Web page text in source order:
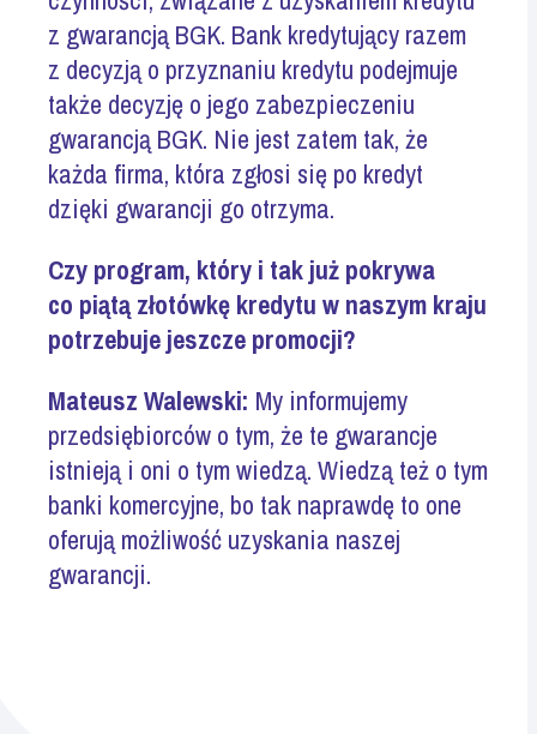
z gwarancją BGK. Bank kredytujący razem
z decyzją o przyznaniu kredytu podejmuje
także decyzję o jego zabezpieczeniu
gwarancją BGK. Nie jest zatem tak, że
każda firma, która zgłosi się po kredyt
dzięki gwarancji go otrzyma.
Czy program, który i tak już pokrywa
co piątą złotówkę kredytu w naszym kraju
potrzebuje jeszcze promocji?
Mateusz Walewski: My informujemy
przedsiębiorców o tym, że te gwarancje
istnieją i oni o tym wiedzą. Wiedzą też o tym
banki komercyjne, bo tak naprawdę to one
oferują możliwość uzyskania naszej
gwarancji.